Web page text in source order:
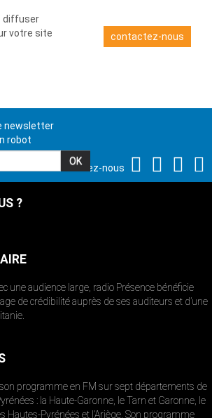
diffuser
votre site
contactez-nous
newsletter
robot
Suivez-nous
?
une audience large, radio Présence bénéficie
de crédibilité auprès de ses auditeurs et d’une
programme en FM sur sept départements de
: la Haute-Garonne, le Tarn et Garonne, le
Hautes-Pyrénées et l’Ariège. Son programme